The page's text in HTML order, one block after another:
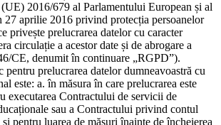
2016/679 al Parlamentului European și al
aprilie 2016 privind protecția persoanelor
privește prelucrarea datelor cu caracter
circulație a acestor date și de abrogare a
CE, denumit în continuare „RGPD”).
pentru prelucrarea datelor dumneavoastră cu
este: a. în măsura în care prelucrarea este
executarea Contractului de servicii de
sau a Contractului privind contul
pentru luarea de măsuri înainte de încheierea